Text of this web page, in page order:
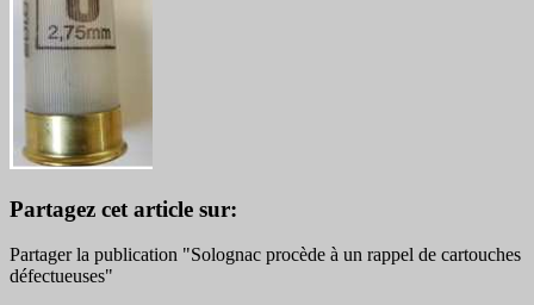
Partagez cet article sur:
Partager la publication "Solognac procède à un rappel de cartouches
défectueuses"